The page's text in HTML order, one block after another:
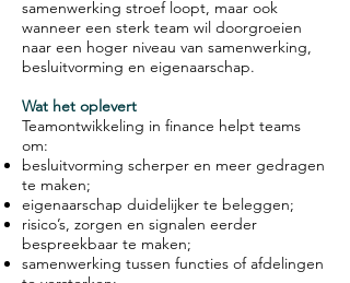
samenwerking stroef loopt, maar ook
wanneer een sterk team wil doorgroeien
naar een hoger niveau van samenwerking,
besluitvorming en eigenaarschap.
Wat het oplevert
Teamontwikkeling in finance helpt teams
om:
besluitvorming scherper en meer gedragen
te maken;
eigenaarschap duidelijker te beleggen;
risico’s, zorgen en signalen eerder
bespreekbaar te maken;
samenwerking tussen functies of afdelingen